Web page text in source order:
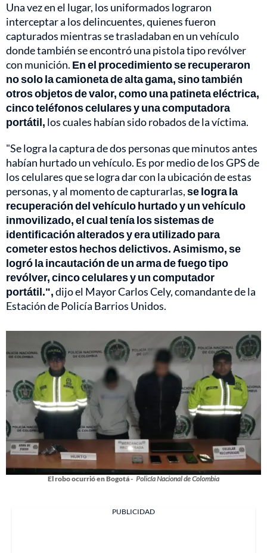
Una vez en el lugar, los uniformados lograron
interceptar a los delincuentes, quienes fueron
capturados mientras se trasladaban en un vehículo
donde también se encontró una pistola tipo revólver
con munición. En el procedimiento se recuperaron
no solo la camioneta de alta gama, sino también
otros objetos de valor, como una patineta eléctrica,
cinco teléfonos celulares y una computadora
portátil, los cuales habían sido robados de la víctima.
"Se logra la captura de dos personas que minutos antes
habían hurtado un vehículo. Es por medio de los GPS de
los celulares que se logra dar con la ubicación de estas
personas, y al momento de capturarlas,se logra la
recuperación del vehículo hurtado y un vehículo
inmovilizado, el cual tenía los sistemas de
identificación alterados y era utilizado para
cometer estos hechos delictivos. Asimismo, se
logró la incautación de un arma de fuego tipo
revólver, cinco celulares y un computador
portátil.",dijo el Mayor Carlos Cely, comandante de la
Estación de Policía Barrios Unidos.
El robo ocurrió en Bogotá - Policía Nacional de Colombia
PUBLICIDAD